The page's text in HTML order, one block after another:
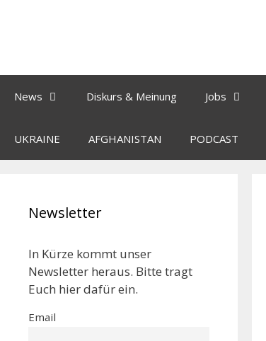
News Diskurs & Meinung Jobs
UKRAINE AFGHANISTAN PODCAST
Newsletter
In Kürze kommt unser
Newsletter heraus. Bitte tragt
Euch hier dafür ein.
Email